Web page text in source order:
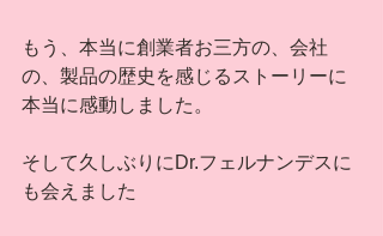
もう、本当に創業者お三方の、会社
の、製品の歴史を感じるストーリーに
本当に感動しました。
そして久しぶりにDr.フェルナンデスに
も会えました